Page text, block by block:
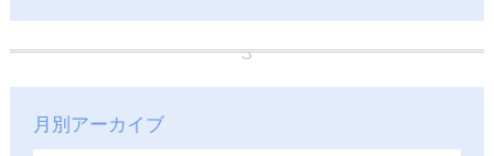
月別アーカイブ